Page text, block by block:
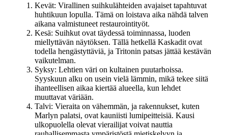
Kevät: Virallinen suihkulähteiden avajaiset tapahtuvat
huhtikuun lopulla. Tämä on loistava aika nähdä talven
aikana valmistuneet restaurointityöt.
Kesä: Suihkut ovat täydessä toiminnassa, luoden
miellyttävän näytöksen. Tällä hetkellä Kaskadit ovat
todella hengästyttäviä, ja Tritonin patsas jättää kestävän
vaikutelman.
Syksy: Lehtien väri on kultainen puutarhoissa.
Syyskuun alku on usein vielä lämmin, mikä tekee siitä
ihanteellisen aikaa kiertää alueella, kun lehdet
muuttavat väriään.
Talvi: Vieraita on vähemmän, ja rakennukset, kuten
Marlyn palatsi, ovat kauniisti lumipeitteisiä. Kausi
ulkopuolella olevat vierailijat voivat nauttia